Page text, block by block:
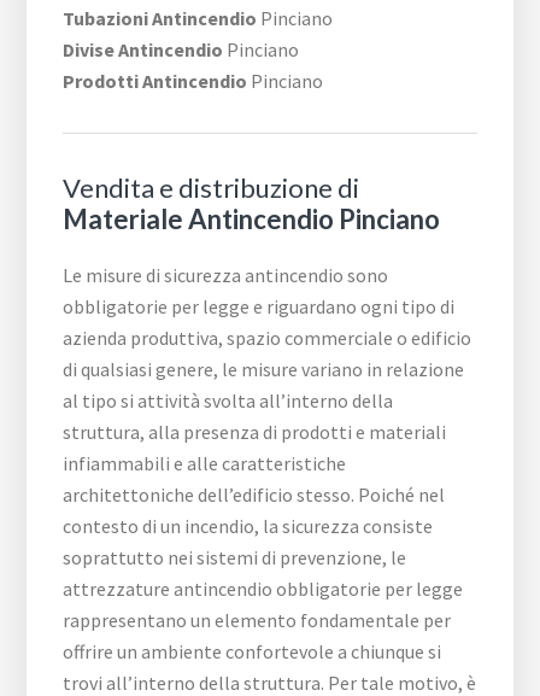
Tubazioni Antincendio Pinciano
Divise Antincendio Pinciano
Prodotti Antincendio Pinciano
Vendita e distribuzione di
Materiale Antincendio Pinciano
Le misure di sicurezza antincendio sono
obbligatorie per legge e riguardano ogni tipo di
azienda produttiva, spazio commerciale o edificio
di qualsiasi genere, le misure variano in relazione
al tipo si attività svolta all’interno della
struttura, alla presenza di prodotti e materiali
infiammabili e alle caratteristiche
architettoniche dell’edificio stesso. Poiché nel
contesto di un incendio, la sicurezza consiste
soprattutto nei sistemi di prevenzione, le
attrezzature antincendio obbligatorie per legge
rappresentano un elemento fondamentale per
offrire un ambiente confortevole a chiunque si
trovi all’interno della struttura. Per tale motivo, è